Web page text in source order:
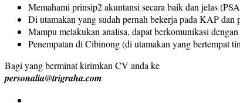
Memahami prinsip2 akuntansi secara baik dan jelas
Di utamakan yang sudah pernah bekerja pada KAP
Mampu melakukan analisa, dapat berkomunikasi
Penempatan di Cibinong (di utamakan yang bertempat
Bagi yang berminat kirimkan CV anda ke
personalia@trigraha.com